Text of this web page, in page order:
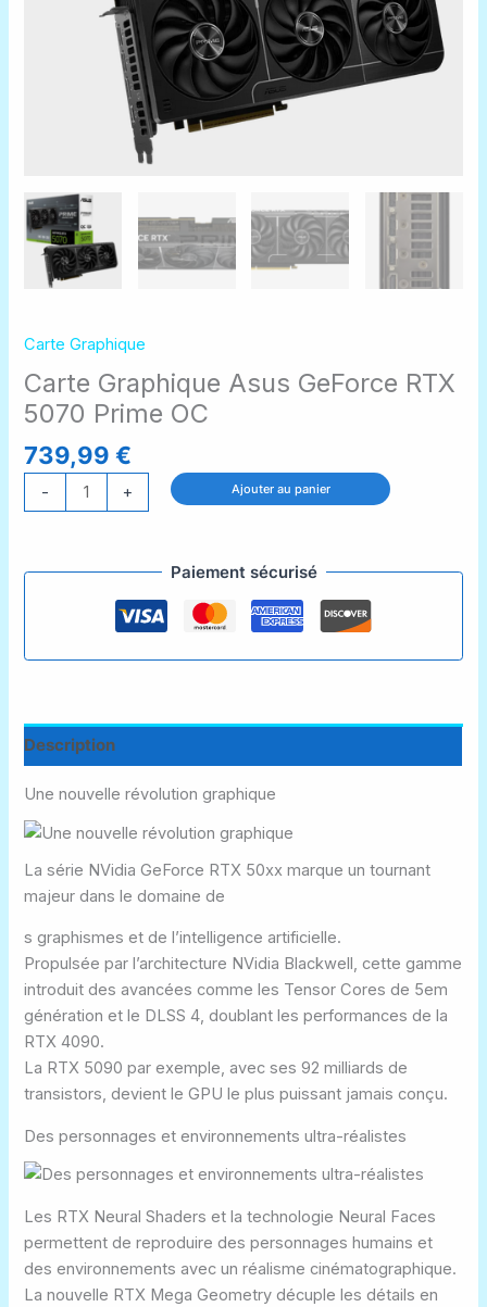
Carte Graphique
Carte Graphique Asus GeForce RTX
5070 Prime OC
739,99€
-
de
5070
OC
+ Ajouter au panier
Paiement sécurisé
Description
Une nouvelle révolution graphique
La série NVidia GeForce RTX 50xx marque un tournant
majeur dans le domaine de
s graphismes et de l’intelligence artificielle.
Propulsée par l’architecture NVidia Blackwell , cette gamme
introduit des avancées comme les Tensor Cores de 5em
génération et le DLSS 4, doublant les performances de la
RTX 4090.
La RTX 5090 par exemple, avec ses 92 milliards de
transistors, devient le GPU le plus puissant jamais conçu.
Des personnages et environnements ultra-réalistes
Les RTX Neural Shaders et la technologie Neural Faces
permettent de reproduire des personnages humains et
des environnements avec un réalisme cinématographique.
La nouvelle RTX Mega Geometry décuple les détails en